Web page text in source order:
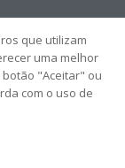
que utilizam
uma melhor
"Aceitar" ou
com o uso de